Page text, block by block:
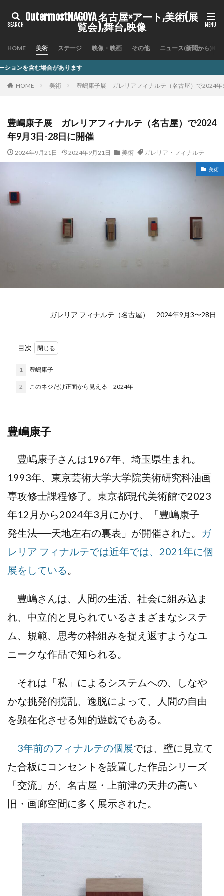
OutermostNAGOYA 名古屋×アート,美術(展
覧会),舞台,映像
HOME 美術 ステージ 映像・映画 その他 ニュース(新聞から)
す
HOME 美術 豊嶋康子展 ガレリアフィナルテ（名古屋）で2024
豊嶋康子展 ガレリアフィナルテ（名古屋）で2024
年9月3日-28日に開催
2024年9月21日 2024年9月21日 美術 ガレリア・フィナルテ
美術
ガレリア フィナルテ（名古屋） 2024年9月3〜28日
目次
1 豊嶋康子
2 このネジだけ正面から見える 2024年
豊嶋康子
豊嶋康子さんは1967年、埼玉県生まれ。
1993年、東京芸術大学大学院美術研究科油画
専攻修士課程修了。東京都現代美術館で2023
年12月から2024年3月にかけ、「豊嶋康子
発生法──天地左右の裏表」が開催された。 ガ
レリア フィナルテでは近年では、2021年に個
展をしている。
豊嶋さんは、人間の生活、社会に組み込ま
れ、中立的と見られているさまざまなシステ
ム、規範、思考の枠組みを捉え返すようなユ
ニークな作品で知られる。
それは「私」によるシステムへの、しなや
かな挑発的撹乱、逸脱によって、人間の自由
を顕在化させる知的遊戯でもある。
3年前のフィナルテの個展では、壁に見立て
た合板にコンセントを設置した作品シリーズ
「交流」が、名古屋・上前津の天井の高い
旧・画廊空間に多く展示された。